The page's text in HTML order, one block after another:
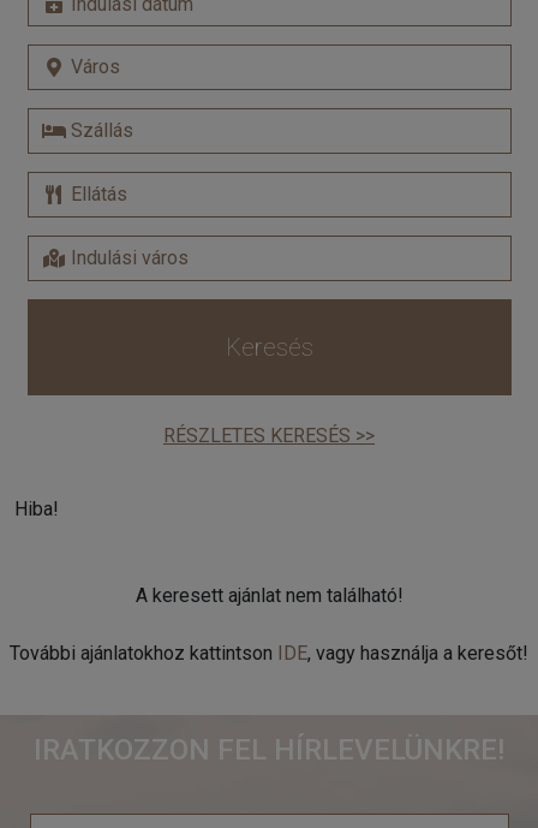
Keresés
RÉSZLETES KERESÉS >>
Hiba!
A keresett ajánlat nem található!
További ajánlatokhoz kattintson IDE, vagy használja a keresőt!
IRATKOZZON FEL HÍRLEVELÜNKRE!